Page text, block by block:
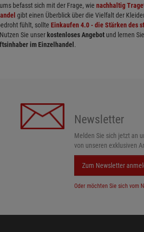
befasst sich mit der Frage, wie nachhaltig
gibt einen Überblick über die Vielfalt der
fühlt, sollte Einkaufen 4.0 - die Stärken des
Sie unser kostenloses Angebot und lernen
im Einzelhandel .
Newsletter
Melden Sie sich jetzt an
von unseren exklusiven
Zum Newsletter
Oder möchten Sie sich vom